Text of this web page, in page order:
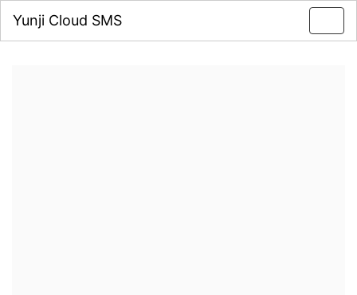
Yunji Cloud SMS